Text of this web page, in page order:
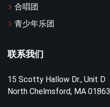
合唱团
青少年乐团
联系我们
15 Scotty Hallow Dr., Unit D
North Chelmsford, MA 01863